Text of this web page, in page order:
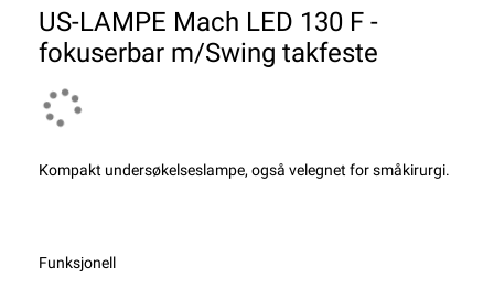
US-LAMPE Mach LED 130 F -
fokuserbar m/Swing takfeste
Kompakt undersøkelseslampe, også velegnet for småkirurgi.
Funksjonell